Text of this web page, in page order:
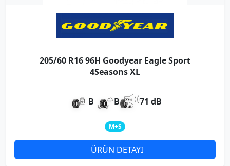
205/60 R16 96H Goodyear Eagle Sport
4Seasons XL
B B 71 dB
M+S
ÜRÜN DETAYI